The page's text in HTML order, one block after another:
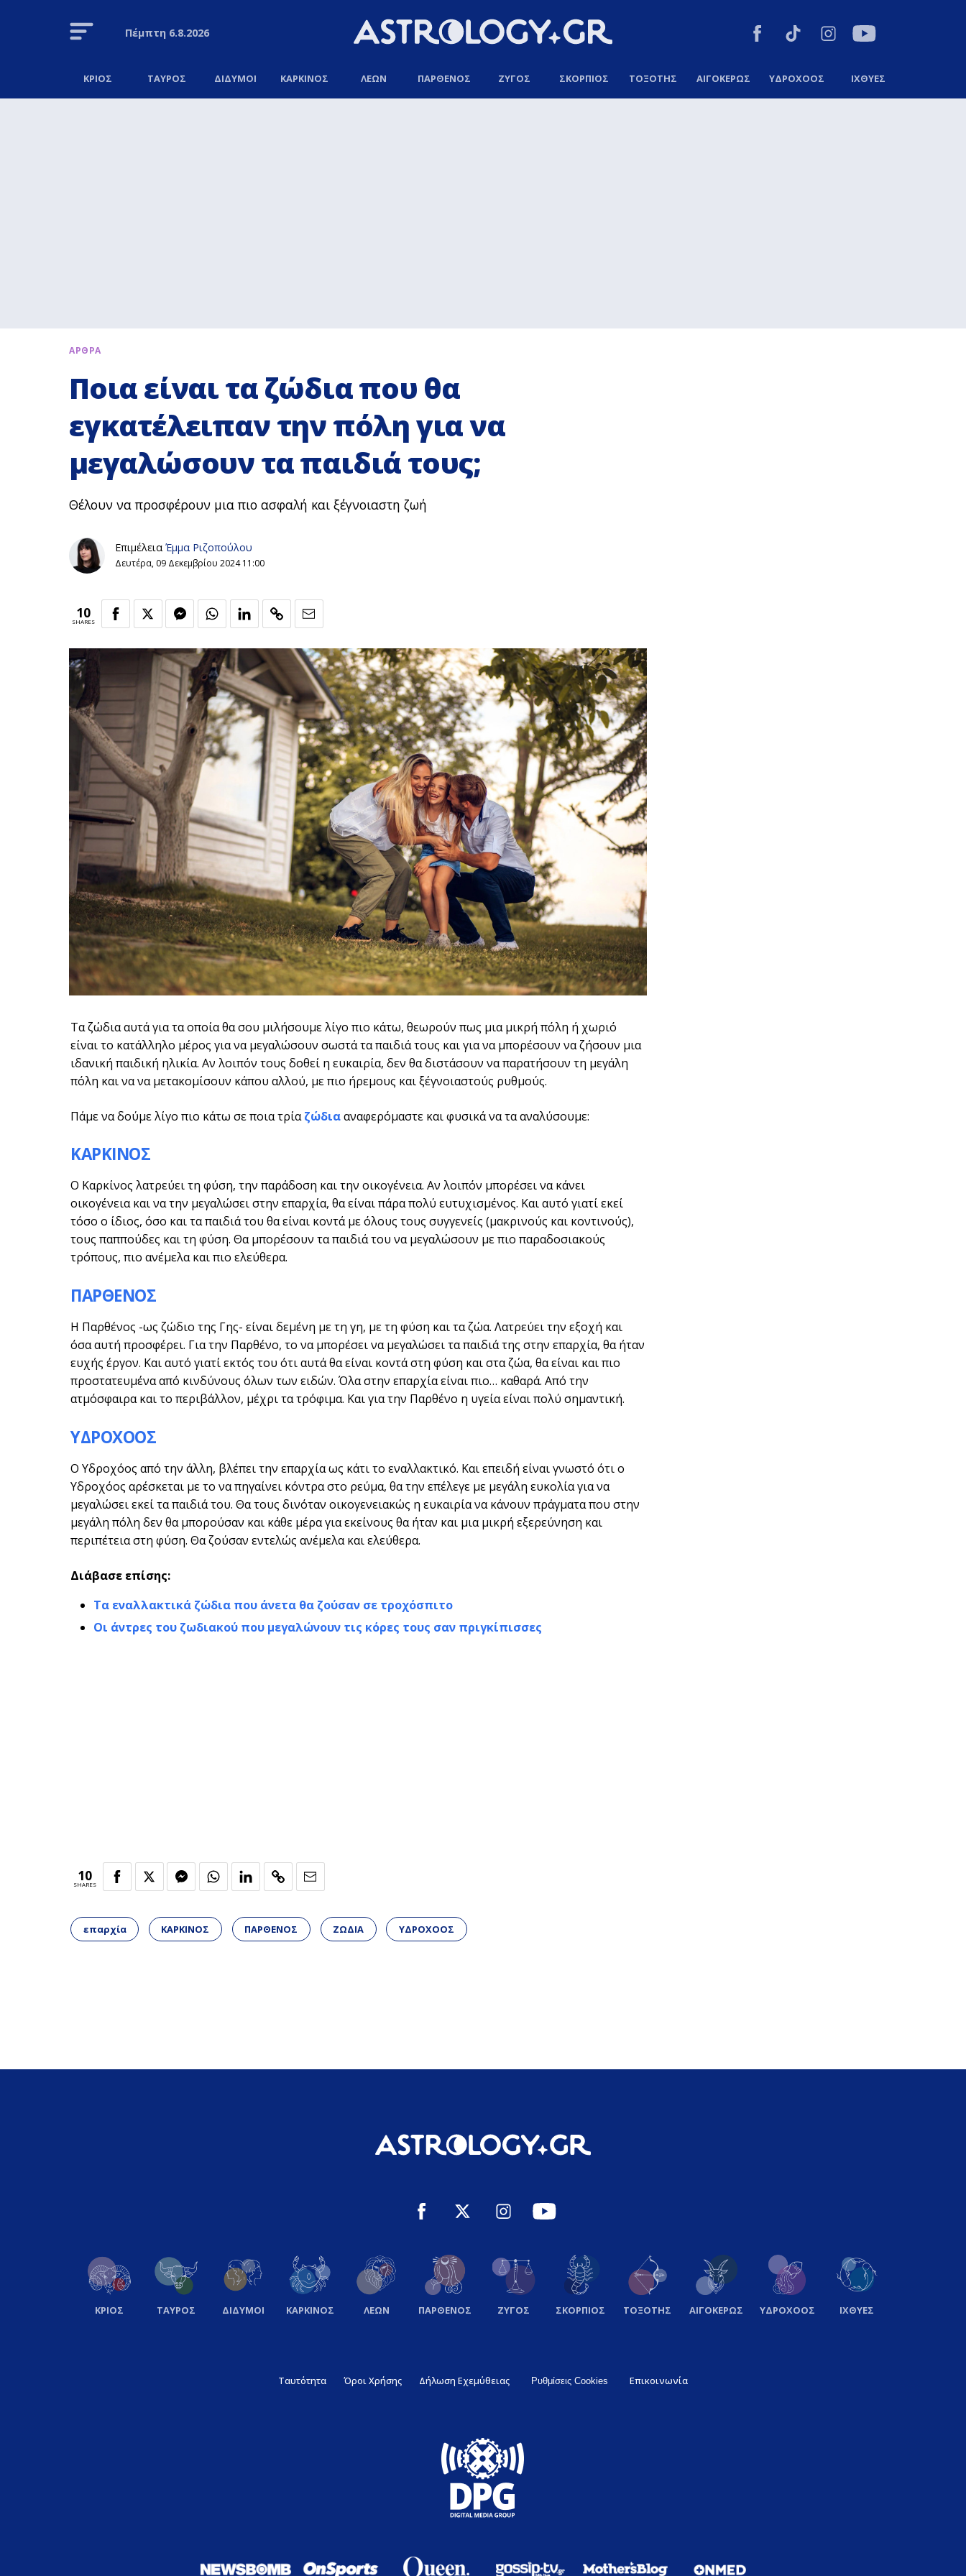
Πέμπτη6.8.2026
ΚΡΙΟΣ ΤΑΥΡΟΣ ΔΙΔΥΜΟΙ ΚΑΡΚΙΝΟΣ ΛΕΩΝ ΠΑΡΘΕΝΟΣ ΖΥΓΟΣ ΣΚΟΡΠΙΟΣ ΤΟΞΟΤΗΣ ΑΙΓΟΚΕΡΩΣ ΥΔΡΟΧΟΟΣ ΙΧΘΥΕΣ
ΑΡΘΡΑ
Ποια είναι τα ζώδια που θα
εγκατέλειπαν την πόλη για να
μεγαλώσουν τα παιδιά τους;
Θέλουν να προσφέρουν μια πιο ασφαλή και ξέγνοιαστη ζωή
Επιμέλεια Έμμα Ριζοπούλου
Δευτέρα, 09 Δεκεμβρίου 2024 11:00
10
SHARES
Τα ζώδια αυτά για τα οποία θα σου μιλήσουμε λίγο πιο κάτω, θεωρούν πως μια μικρή πόλη ή χωριό
είναι το κατάλληλο μέρος για να μεγαλώσουν σωστά τα παιδιά τους και για να μπορέσουν να ζήσουν μια
ιδανική παιδική ηλικία. Αν λοιπόν τους δοθεί η ευκαιρία, δεν θα διστάσουν να παρατήσουν τη μεγάλη
πόλη και να να μετακομίσουν κάπου αλλού, με πιο ήρεμους και ξέγνοιαστούς ρυθμούς.
Πάμε να δούμε λίγο πιο κάτω σε ποια τρίαζώδιααναφερόμαστε και φυσικά να τα αναλύσουμε:
ΚΑΡΚΙΝΟΣ
Ο Καρκίνος λατρεύει τη φύση, την παράδοση και την οικογένεια. Αν λοιπόν μπορέσει να κάνει
οικογένεια και να την μεγαλώσει στην επαρχία, θα είναι πάρα πολύ ευτυχισμένος. Και αυτό γιατί εκεί
τόσο ο ίδιος, όσο και τα παιδιά του θα είναι κοντά με όλους τους συγγενείς (μακρινούς και κοντινούς),
τους παππούδες και τη φύση. Θα μπορέσουν τα παιδιά του να μεγαλώσουν με πιο παραδοσιακούς
τρόπους, πιο ανέμελα και πιο ελεύθερα.
ΠΑΡΘΕΝΟΣ
Η Παρθένος -ως ζώδιο της Γης- είναι δεμένη με τη γη, με τη φύση και τα ζώα. Λατρεύει την εξοχή και
όσα αυτή προσφέρει. Για την Παρθένο, το να μπορέσει να μεγαλώσει τα παιδιά της στην επαρχία, θα ήταν
ευχής έργον. Και αυτό γιατί εκτός του ότι αυτά θα είναι κοντά στη φύση και στα ζώα, θα είναι και πιο
προστατευμένα από κινδύνους όλων των ειδών. Όλα στην επαρχία είναι πιο… καθαρά. Από την
ατμόσφαιρα και το περιβάλλον, μέχρι τα τρόφιμα. Και για την Παρθένο η υγεία είναι πολύ σημαντική.
ΥΔΡΟΧΟΟΣ
Ο Υδροχόος από την άλλη, βλέπει την επαρχία ως κάτι το εναλλακτικό. Και επειδή είναι γνωστό ότι ο
Υδροχόος αρέσκεται με το να πηγαίνει κόντρα στο ρεύμα, θα την επέλεγε με μεγάλη ευκολία για να
μεγαλώσει εκεί τα παιδιά του. Θα τους δινόταν οικογενειακώς η ευκαιρία να κάνουν πράγματα που στην
μεγάλη πόλη δεν θα μπορούσαν και κάθε μέρα για εκείνους θα ήταν και μια μικρή εξερεύνηση και
περιπέτεια στη φύση. Θα ζούσαν εντελώς ανέμελα και ελεύθερα.
Διάβασε επίσης:
Τα εναλλακτικά ζώδια που άνετα θα ζούσαν σε τροχόσπιτο
Οι άντρες του ζωδιακού που μεγαλώνουν τις κόρες τους σαν πριγκίπισσες
10
SHARES
επαρχία ΚΑΡΚΙΝΟΣ ΠΑΡΘΕΝΟΣ ΖΩΔΙΑ ΥΔΡΟΧΟΟΣ
ΚΡΙΟΣ ΤΑΥΡΟΣ ΔΙΔΥΜΟΙ ΚΑΡΚΙΝΟΣ ΛΕΩΝ ΠΑΡΘΕΝΟΣ ΖΥΓΟΣ ΣΚΟΡΠΙΟΣ ΤΟΞΟΤΗΣ ΑΙΓΟΚΕΡΩΣ ΥΔΡΟΧΟΟΣ ΙΧΘΥΕΣ
Ταυτότητα Όροι Χρήσης Δήλωση Εχεμύθειας Ρυθμίσεις Cookies Επικοινωνία